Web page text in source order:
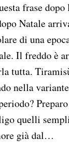
frase dopo
Natale
di una
Il freddo è
tutta.
nella
quelli
già dal…